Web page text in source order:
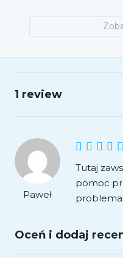
1 review
Paweł
Tutaj
pomoc
Oceń i dodaj